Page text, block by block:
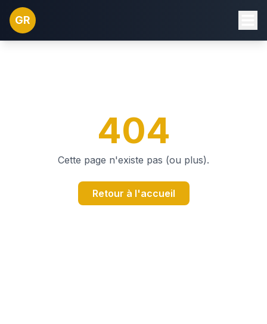
GR
404
Cette page n'existe pas (ou plus).
Retour à l'accueil